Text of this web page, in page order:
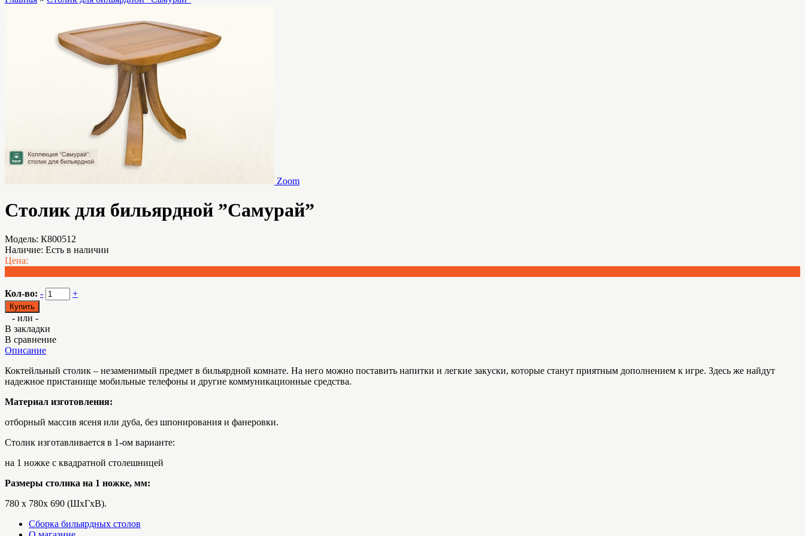
Zoom
Столик для бильярдной ”Самурай”
Модель: К800512
Наличие: Есть в наличии
Цена:
Кол-во: - +
- или -
В закладки
В сравнение
Описание
Коктейльный столик – незаменимый предмет в бильярдной комнате. На него можно поставить напитки и легкие закуски, которые станут приятным дополнением к игре. Здесь же найдут
надежное пристанище мобильные телефоны и другие коммуникационные средства.
Материал изготовления:
отборный массив ясеня или дуба, без шпонирования и фанеровки.
Столик изготавливается в 1-ом варианте:
на 1 ножке с квадратной столешницей
Размеры столика на 1 ножке, мм:
780 х 780х 690 (ШхГхВ).
Сборка бильярдных столов